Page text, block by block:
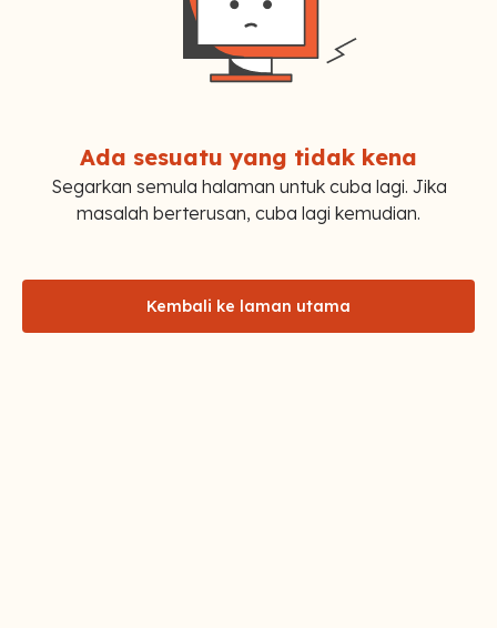
Ada sesuatu yang tidak kena
Segarkan semula halaman untuk cuba lagi. Jika
masalah berterusan, cuba lagi kemudian.
Kembali ke laman utama